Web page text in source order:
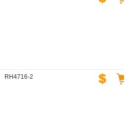
RH4716-2